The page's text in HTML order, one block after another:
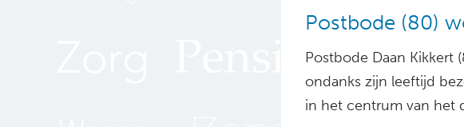
Postbode (80)
Postbode Daan Kikkert
ondanks zijn leeftijd
in het centrum van het